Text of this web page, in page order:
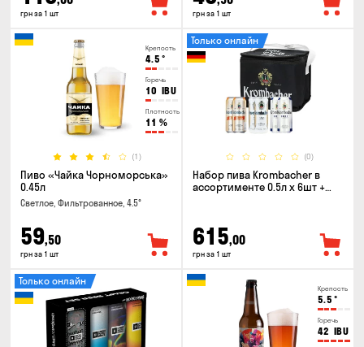
грн за 1 шт грн за 1 шт
Крепость
4.5 °
Горечь
10 IBU
Плотность
11 %
(1)
Пиво «Чайка Чорноморська»
0.45л
Светлое, Фильтрованное, 4.5°
59,50
грн за 1 шт
(0)
Только онлайн
Набор пива Krombacher в
ассортименте 0.5л х 6шт +
615,00
грн за 1 шт
Только онлайн
Крепость
5.5 °
Горечь
42 IBU